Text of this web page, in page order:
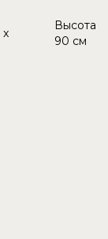
x
Высота
90 см